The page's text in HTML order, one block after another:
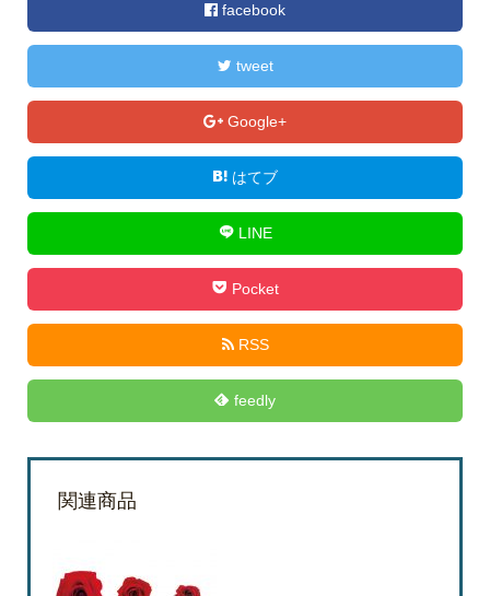
facebook
tweet
Google+
はてブ
LINE
Pocket
RSS
feedly
関連商品